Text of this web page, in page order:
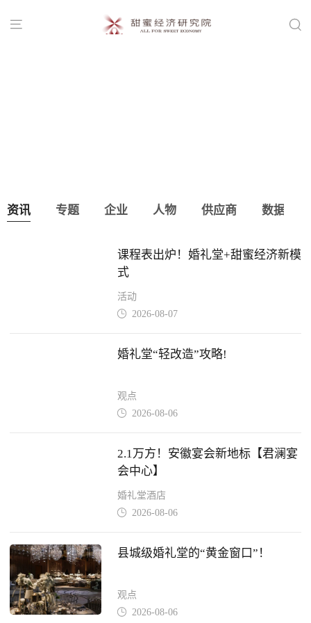
 
资讯 专题 企业 人物 供应商 数据
课程表出炉！婚礼堂+甜蜜经济新模
式
活动
 2026-08-07
婚礼堂“轻改造”攻略!
观点
 2026-08-06
2.1万方！安徽宴会新地标【君澜宴
会中心】
婚礼堂酒店
 2026-08-06
县城级婚礼堂的“黄金窗口”！
观点
 2026-08-06